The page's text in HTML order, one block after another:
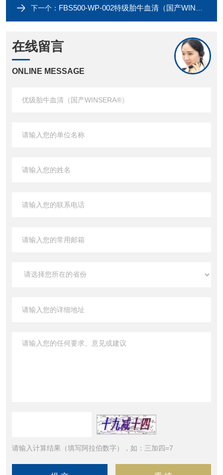
下一个： FBS500-WP-002特级胎牛血清（国产WINSERA®）
在线留言
ONLINE MESSAGE
请输入计算结果（填写阿拉伯数字），如：三加四=7